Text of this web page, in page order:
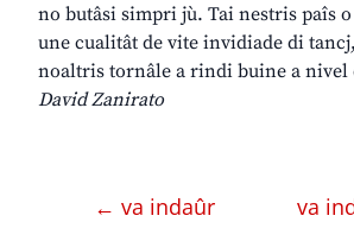
no butâsi simpri jù. Tai nestris paîs
une cualitât de vite invidiade di
noaltris tornâle a rindi buine a nivel
David Zanirato
← va indaûr va